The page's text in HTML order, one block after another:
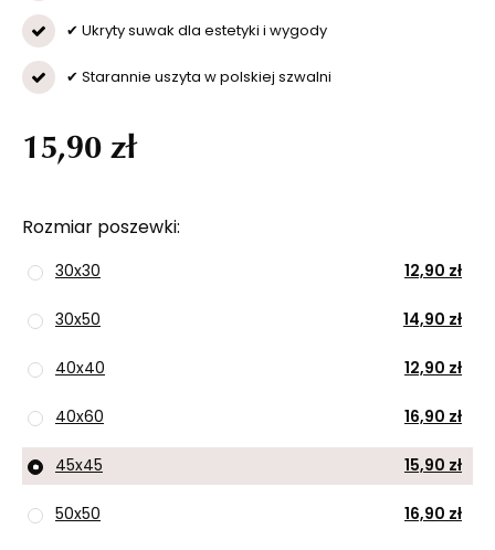
✔ Ukryty suwak dla estetyki i wygody
✔ Starannie uszyta w polskiej szwalni
Rozmiar poszewki
30x30 12,90 zł
30x50 14,90 zł
40x40 12,90 zł
40x60 16,90 zł
45x45 15,90 zł
50x50 16,90 zł
15,90 zł